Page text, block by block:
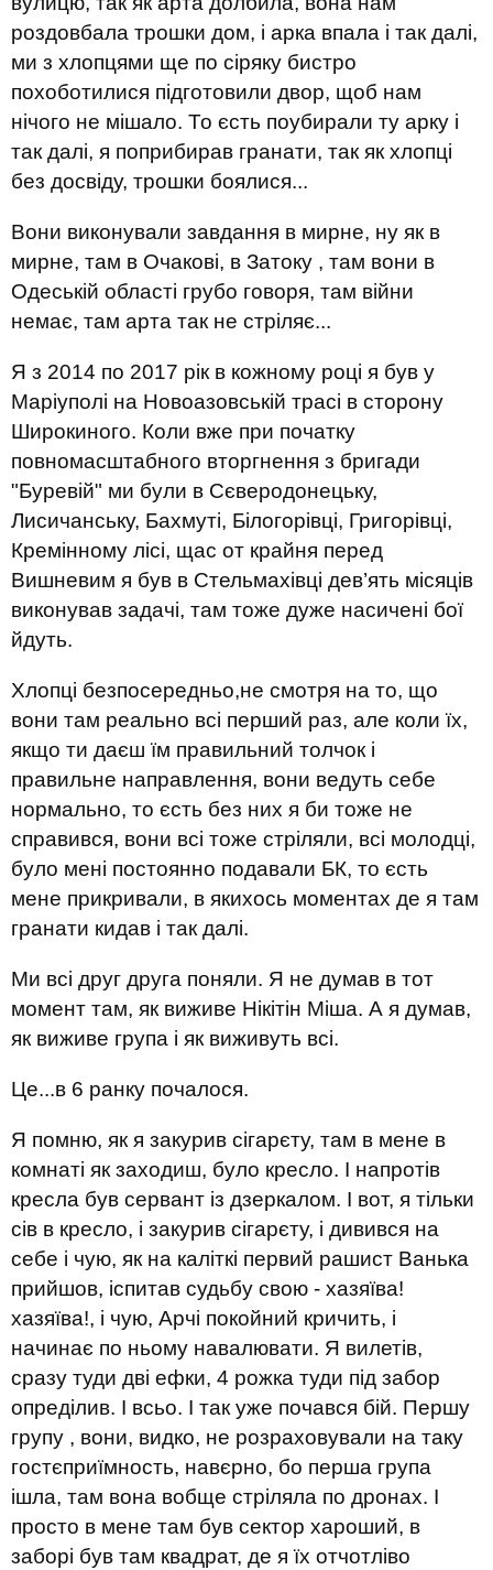
роздовбала трошки дом, і арка впала і так далі,
ми з хлопцями ще по сіряку бистро
похоботилися підготовили двор, щоб нам
нічого не мішало. То єсть поубирали ту арку і
так далі, я поприбирав гранати, так як хлопці
без досвіду, трошки боялися...
Вони виконували завдання в мирне, ну як в
мирне, там в Очакові, в Затоку , там вони в
Одеській області грубо говоря, там війни
немає, там арта так не стріляє...
Я з 2014 по 2017 рік в кожному році я був у
Маріуполі на Новоазовській трасі в сторону
Широкиного. Коли вже при початку
повномасштабного вторгнення з бригади
"Буревій" ми були в Сєверодонецьку,
Лисичанську, Бахмуті, Білогорівці, Григорівці,
Кремінному лісі, щас от крайня перед
Вишневим я був в Стельмахівці дев’ять місяців
виконував задачі, там тоже дуже насичені бої
йдуть.
Хлопці безпосередньо,не смотря на то, що
вони там реально всі перший раз, але коли їх,
якщо ти даєш їм правильний толчок і
правильне направлення, вони ведуть себе
нормально, то єсть без них я би тоже не
справився, вони всі тоже стріляли, всі молодці,
було мені постоянно подавали БК, то єсть
мене прикривали, в якихось моментах де я там
гранати кидав і так далі.
Ми всі друг друга поняли. Я не думав в тот
момент там, як виживе Нікітін Міша. А я думав,
як виживе група і як виживуть всі.
Це...в 6 ранку почалося.
Я помню, як я закурив сігарєту, там в мене в
комнаті як заходиш, було кресло. І напротів
кресла був сервант із дзеркалом. І вот, я тільки
сів в кресло, і закурив сігарєту, і дивився на
себе і чую, як на каліткі первий рашист Ванька
прийшов, іспитав судьбу свою - хазяїва!
хазяїва!, і чую, Арчі покойний кричить, і
начинає по ньому навалювати. Я вилетів,
сразу туди дві ефки, 4 рожка туди під забор
опреділив. І всьо. І так уже почався бій. Першу
групу , вони, видко, не розраховували на таку
гостєприїмность, навєрно, бо перша група
ішла, там вона вобще стріляла по дронах. І
просто в мене там був сектор хароший, в
заборі був там квадрат, де я їх отчотліво